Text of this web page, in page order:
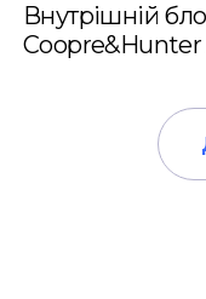
Внутрішній
Coopre&Hunter